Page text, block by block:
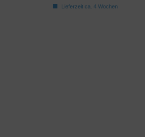
Lieferzeit ca. 4 Wochen